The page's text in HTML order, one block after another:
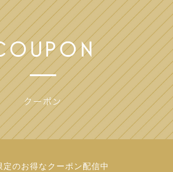
定のお得なクーポン配信中